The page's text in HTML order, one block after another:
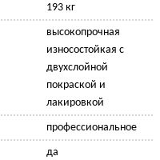
193 кг
высокопрочная
износостойкая с
двухслойной
покраской и
лакировкой
профессиональное
да